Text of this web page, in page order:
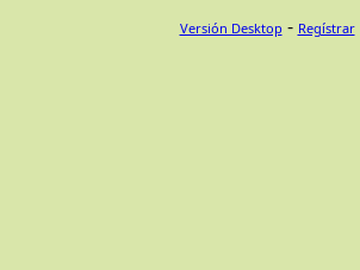
Versión Desktop - Regístrar